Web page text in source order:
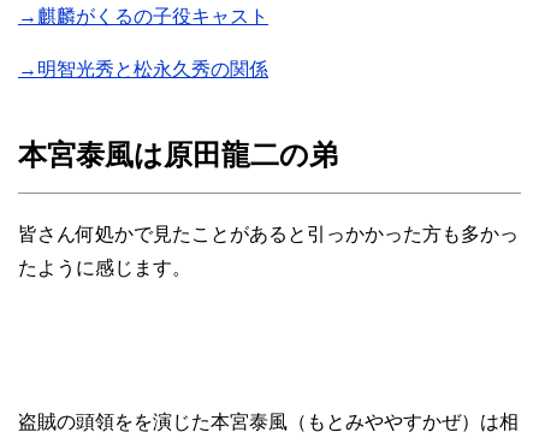
→麒麟がくるの子役キャスト
→明智光秀と松永久秀の関係
本宮泰風は原田龍二の弟
皆さん何処かで見たことがあると引っかかった方も多かっ
たように感じます。
盗賊の頭領をを演じた本宮泰風（もとみややすかぜ）は相